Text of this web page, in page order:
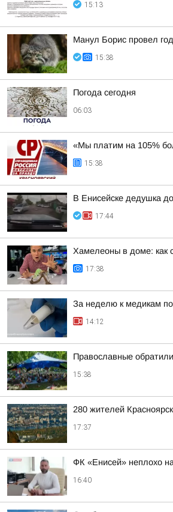
15:13
Манул Борис провел
15:38
Погода сегодня
06:03
«Мы платим на 105%
15:38
В Енисейске дедушка
17:44
Хамелеоны в доме: как
17:38
За неделю к медикам
14:12
Православные
15:38
280 жителей
17:37
ФК «Енисей» неплохо
16:40